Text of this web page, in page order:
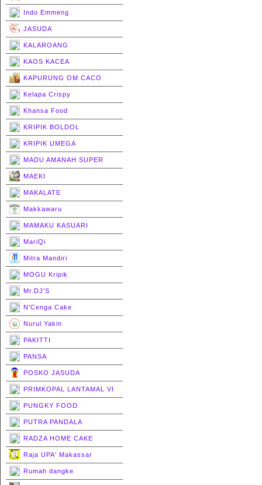
Indo Emmeng
JASUDA
KALAROANG
KAOS KACEA
KAPURUNG OM CACO
Kelapa Crispy
Khansa Food
KRIPIK BOLDOL
KRIPIK UMEGA
MADU AMANAH SUPER
MAEKI
MAKALATE
Makkawaru
MAMAKU KASUARI
MariQi
Mitra Mandiri
MOGU Kripik
Mr.DJ'S
N'Cenga Cake
Nurul Yakin
PAKITTI
PANSA
POSKO JASUDA
PRIMKOPAL LANTAMAL VI
PUNGKY FOOD
PUTRA PANDALA
RADZA HOME CAKE
Raja UPA' Makassar
Rumah dangke